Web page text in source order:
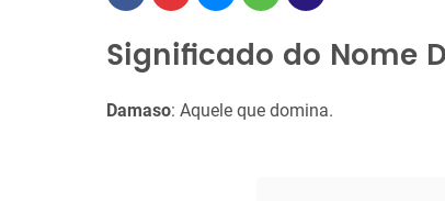
Significado do Nome
Damaso: Aquele que domina.